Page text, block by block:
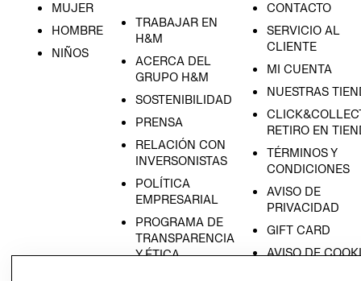
MUJER
HOMBRE
NIÑOS
TRABAJAR EN
H&M
ACERCA DEL
GRUPO H&M
SOSTENIBILIDAD
PRENSA
RELACIÓN CON
INVERSONISTAS
POLÍTICA
EMPRESARIAL
PROGRAMA DE
TRANSPARENCIA
Y ÉTICA
CONTACTO
SERVICIO AL
CLIENTE
MI CUENTA
NUESTRAS
RETIRO EN
TÉRMINOS Y
CONDICIONES
AVISO DE
PRIVACIDAD
GIFT CARD
AVISO DE